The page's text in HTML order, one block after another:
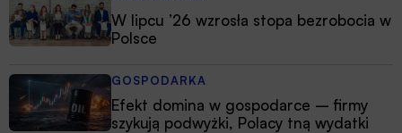
W lipcu ’26 wzrosła stopa bezrobocia w
Polsce
GOSPODARKA
Efekt domina w gospodarce – firmy
szykują podwyżki, Polacy tną wydatki